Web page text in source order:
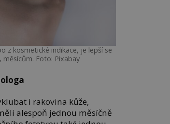
z kosmetické indikace, je lepší se
Foto: Pixabay
i rakovina kůže,
alespoň jednou měsíčně